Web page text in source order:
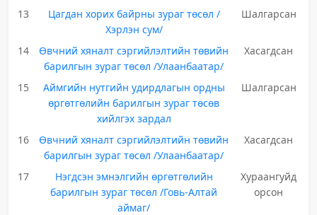
13
Цагдан хорих байрны зураг төсөл /
Хэрлэн сум/
Шалгарсан
14
Өвчний хяналт сэргийлэлтийн төвийн
барилгын зураг төсөл /Улаанбаатар/
Хасагдсан
15
Аймгийн нутгийн удирдлагын ордны
өргөтгөлийн барилгын зураг төсөв
хийлгэх зардал
Шалгарсан
16
Өвчний хяналт сэргийлэлтийн төвийн
барилгын зураг төсөл /Улаанбаатар/
Хасагдсан
17
Нэгдсэн эмнэлгийн өргөтгөлийн
барилгын зураг төсөл /Говь-Алтай
аймаг/
Хураангуйд
орсон